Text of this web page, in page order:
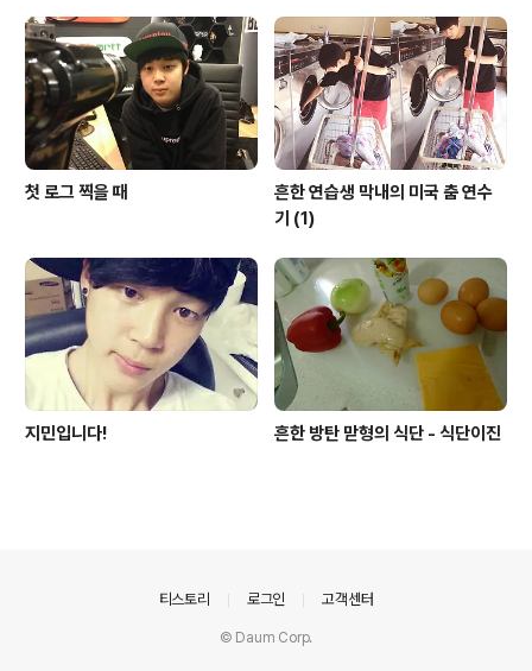
첫 로그 찍을 때
흔한 연습생 막내의 미국 춤 연수
기 (1)
지민입니다! 흔한 방탄 맏형의 식단 - 식단이진
티스토리 로그인 고객센터
© Daum Corp.